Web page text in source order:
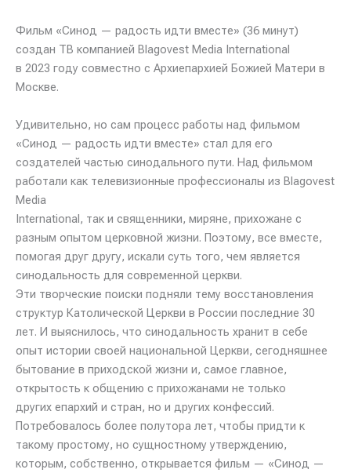
Фильм «Синод — радость идти вместе» (36 минут)
создан ТВ компанией Blagovest Media International
в 2023 году совместно с Архиепархией Божией Матери в
Москве.
Удивительно, но сам процесс работы над фильмом
«Синод — радость идти вместе» стал для его
создателей частью синодального пути. Над фильмом
работали как телевизионные профессионалы из Blagovest
Media
International, так и священники, миряне, прихожане с
разным опытом церковной жизни. Поэтому, все вместе,
помогая друг другу, искали суть того, чем является
синодальность для современной церкви.
Эти творческие поиски подняли тему восстановления
структур Католической Церкви в России последние 30
лет. И выяснилось, что синодальность хранит в себе
опыт истории своей национальной Церкви, сегодняшнее
бытование в приходской жизни и, самое главное,
открытость к общению с прихожанами не только
других епархий и стран, но и других конфессий.
Потребовалось более полутора лет, чтобы придти к
такому простому, но сущностному утверждению,
которым, собственно, открывается фильм — «Синод —